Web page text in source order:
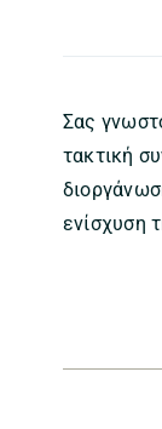
Σας
τακτική
ενίσχυση